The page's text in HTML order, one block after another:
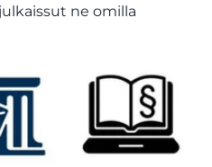
ne omilla